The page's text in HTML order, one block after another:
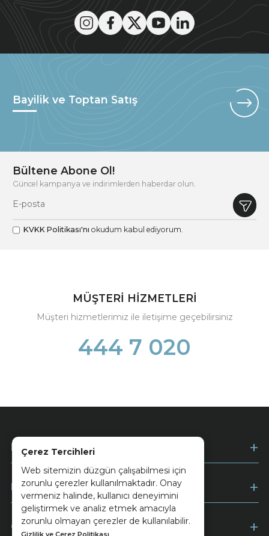
Çerez Tercihleri
Web sitemizin düzgün çalışabilmesi için
zorunlu çerezler kullanılmaktadır. Onay
vermeniz halinde, kullanıcı deneyimini
geliştirmek ve analiz etmek amacıyla
zorunlu olmayan çerezler de kullanılabilir.
Gizlilik ve Çerez Politikası
Bayilik ve Toptan Satış
Bültene Abone Ol!
Güncel kampanya ve indirimlerden haberdar olun.
KVKK Politikası'nı okudum kabul ediyorum.
MÜŞTERİ HİZMETLERİ
Müşteri hizmetlerimiz ile iletişime geçebilirsiniz
444 7 020
Kurumsal
Müşteri Hizmetleri
Ödeme